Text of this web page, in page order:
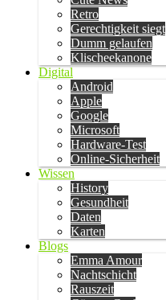
Retro
Gerechtigkeit siegt
Dumm gelaufen
Klischeekanone
Digital
Android
Apple
Google
Microsoft
Hardware-Test
Online-Sicherheit
Wissen
History
Gesundheit
Daten
Karten
Blogs
Emma Amour
Nachtschicht
Rauszeit